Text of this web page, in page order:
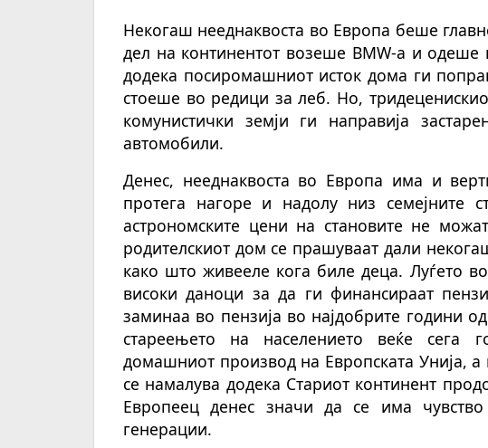
Некогаш нееднаквоста во Европа беше
дел на континентот возеше BMW-а и
додека посиромашниот исток дома ги
стоеше во редици за леб. Но, тридецени
комунистички земји ги направија
автомобили.
Денес, нееднаквоста во Европа има и
протега нагоре и надолу низ семејните
астрономските цени на становите не
родителскиот дом се прашуваат дали
како што живееле кога биле деца. Луѓето
високи даноци за да ги финансираат
заминаа во пензија во најдобрите години
стареењето на населението веќе сега
домашниот производ на Европската Унија, а
се намалува додека Стариот континент
Европеец денес значи да се има
генерации.